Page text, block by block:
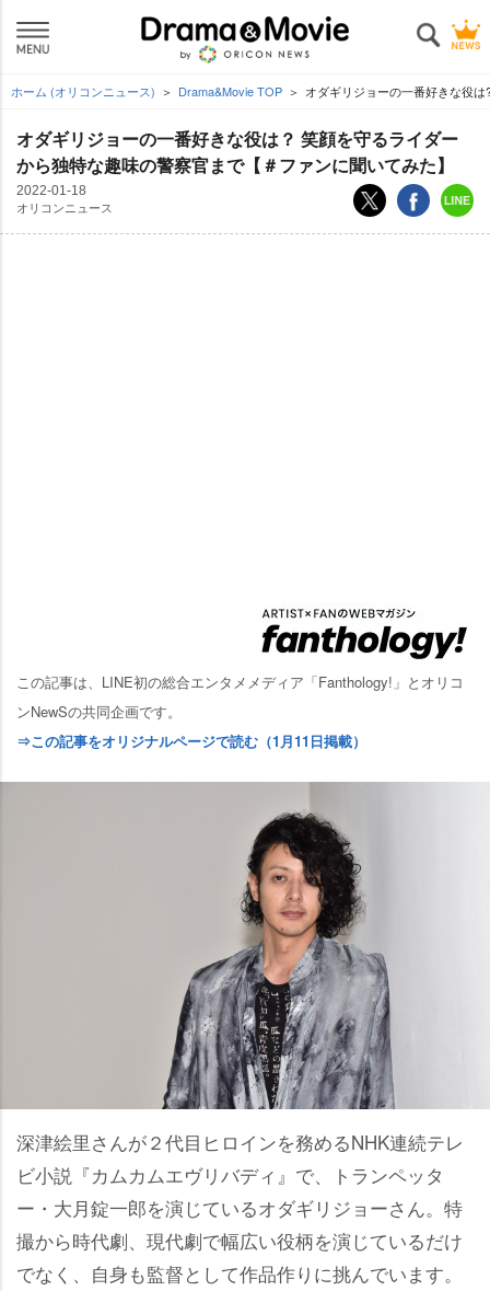
ホーム (オリコンニュース) Drama&Movie TOP オダギリジョーの一番好きな役
オダギリジョーの一番好きな役は？ 笑顔を守るライダー
から独特な趣味の警察官まで【＃ファンに聞いてみた】
2022-01-18
オリコンニュース
この記事は、LINE初の総合エンタメメディア「Fanthology!」とオリコ
ンNewSの共同企画です。
⇒この記事をオリジナルページで読む（1月11日掲載）
深津絵里さんが２代目ヒロインを務めるNHK連続テレ
ビ小説『カムカムエヴリバディ』で、トランペッタ
ー・大月錠一郎を演じているオダギリジョーさん。特
撮から時代劇、現代劇で幅広い役柄を演じているだけ
でなく、自身も監督として作品作りに挑んでいます。